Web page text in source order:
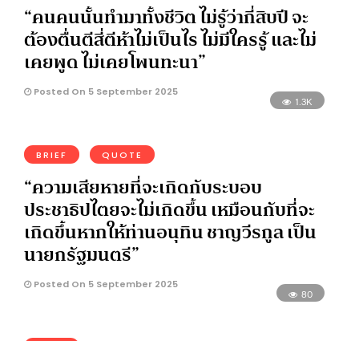
“คนคนนั้นทำมาทั้งชีวิต ไม่รู้ว่ากี่สิบปี จะ
ต้องตื่นตีสี่ตีห้าไม่เป็นไร ไม่มีใครรู้ และไม่
เคยพูด ไม่เคยโพนทะนา”
Posted On 5 September 2025
1.3K
BRIEF QUOTE
“ความเสียหายที่จะเกิดกับระบอบ
ประชาธิปไตยจะไม่เกิดขึ้น เหมือนกับที่จะ
เกิดขึ้นหากให้ท่านอนุทิน ชาญวีรกูล เป็น
นายกรัฐมนตรี”
Posted On 5 September 2025
80